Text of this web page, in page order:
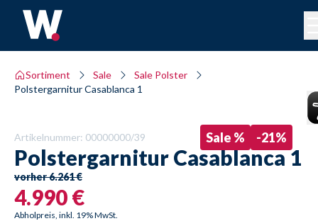
Sortiment Sale
Sale Polster
Polstergarnitur Casablanca 1
Sale % -21%
Artikelnummer: 00000000/39
PolstergarniturCasablanca 1
vorher6.261 €
4.990 €
Abholpreis, inkl. 19% MwSt.